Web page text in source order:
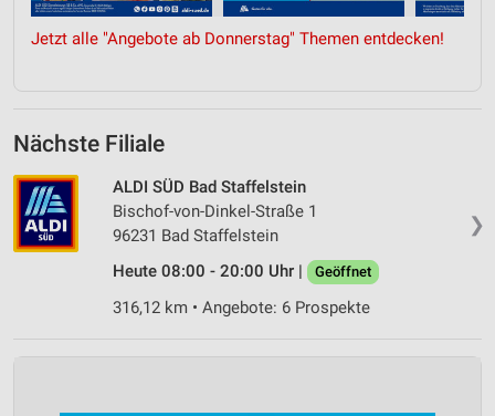
Jetzt alle "Angebote ab Donnerstag" Themen entdecken!
Nächste Filiale
❯
ALDI SÜD Bad Staffelstein
Bischof-von-Dinkel-Straße 1
96231 Bad Staffelstein
Heute 08:00 - 20:00 Uhr |
Geöffnet
316,12 km • Angebote: 6 Prospekte